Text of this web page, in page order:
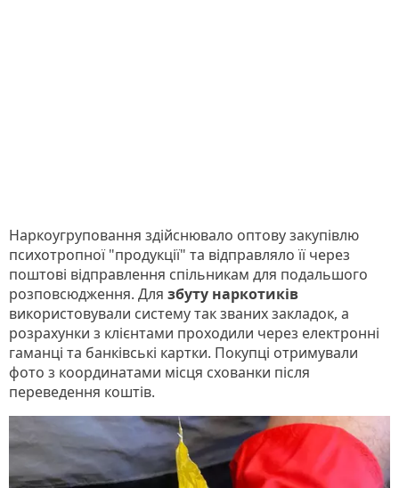
Наркоугруповання здійснювало оптову закупівлю
психотропної "продукції" та відправляло її через
поштові відправлення спільникам для подальшого
розповсюдження. Для збуту наркотиків
використовували систему так званих закладок, а
розрахунки з клієнтами проходили через електронні
гаманці та банківські картки. Покупці отримували
фото з координатами місця схованки після
переведення коштів.